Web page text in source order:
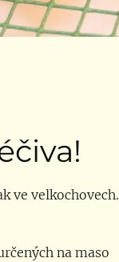
ve velkochovech.
na maso